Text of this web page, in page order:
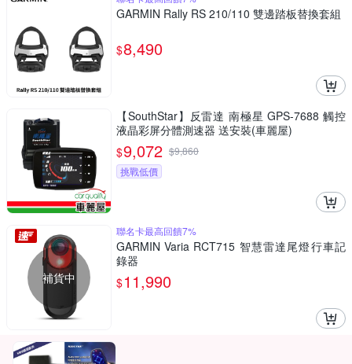
GARMIN Rally RS 210/110 雙邊踏板替換套組
$8,490
【SouthStar】反雷達 南極星 GPS-7688 觸控
液晶彩屏分體測速器 送安裝(車麗屋)
$9,072 $9,860
挑戰低價
補貨中
聯名卡最高回饋7%
GARMIN Varia RCT715 智慧雷達尾燈行車記
錄器
$11,990